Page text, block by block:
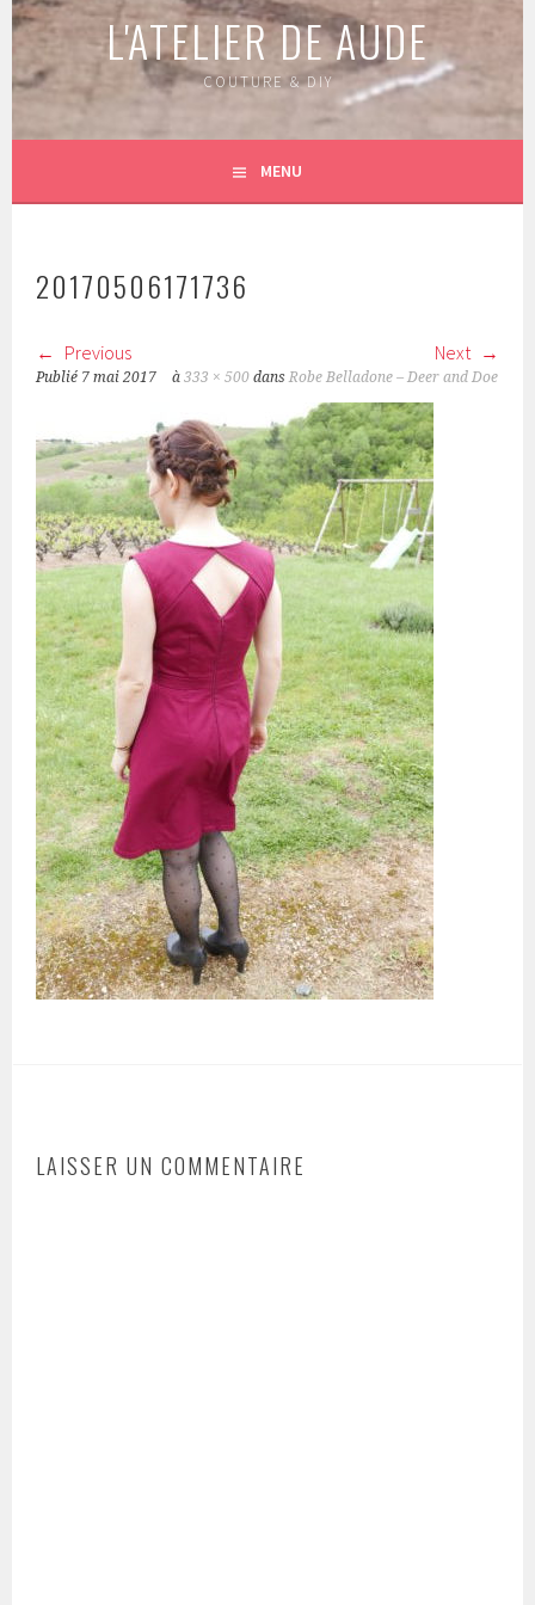
L'ATELIER DE AUDE
COUTURE & DIY
MENU
20170506171736
Previous Next
Publié 7 mai 2017 à333 × 500 dansRobe Belladone – Deer and Doe
LAISSER UN COMMENTAIRE